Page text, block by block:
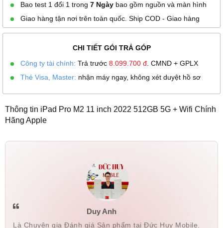
Bao test 1 đổi 1 trong 7 Ngày bao gồm nguồn và màn hình
Giao hàng tận nơi trên toàn quốc. Ship COD - Giao hàng
CHI TIẾT GÓI TRẢ GÓP
Công ty tài chính: Trả trước 8.099.700 đ . CMND + GPLX
Thẻ Visa, Master: nhận máy ngay, không xét duyệt hồ sơ
Thông tin iPad Pro M2 11 inch 2022 512GB 5G + Wifi Chính
Hãng Apple
Duy Anh
Là Chuyên gia Đánh giá Sản phẩm tại Đức Huy Mobile.